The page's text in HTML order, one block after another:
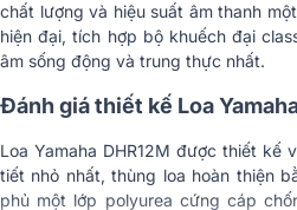
Amply
Tản nhiệt Quạt
Năng lượng tiêu thụ
74 W
Nguồn điện yêu cầu
100
110/
chất lượng và hiệu suất âm thanh
hiện đại, tích hợp bộ khuếch đại
âm sống động và trung thực nhất.
Đánh giá thiết kế Loa
Loa Yamaha DHR12M được thiết
tiết nhỏ nhất, thùng loa hoàn thiện
phủ một lớp polyurea cứng cáp